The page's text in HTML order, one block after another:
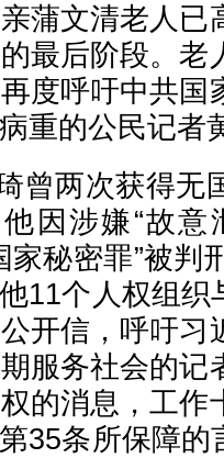
蒲文清老人已
最后阶段。老
度呼吁中共国
重的公民记者
曾两次获得无
因涉嫌“故意
家秘密罪”被判
11个人权组织
开信，呼吁习
服务社会的记
的消息，工作
35条所保障的